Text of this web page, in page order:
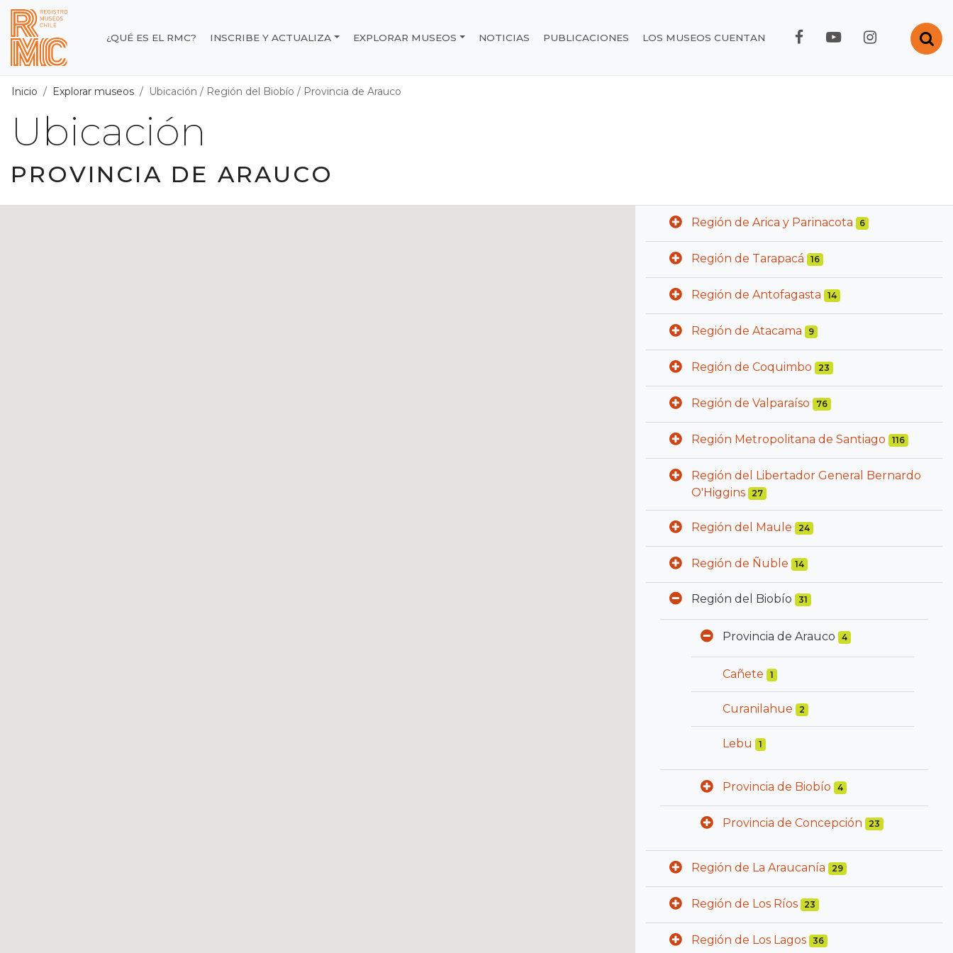
Contenido principal
Registro de Museos de Chile
¿QUÉ ES EL RMC? INSCRIBE Y ACTUALIZA EXPLORAR MUSEOS NOTICIAS PUBLICACIONES LOS MUSEOS CUENTAN FACEBOOK RMC
YOUTUBE RMC
Inicio Explorar museos Ubicación / Región del Biobío / Provincia de Arauco
Ubicación
PROVINCIA DE ARAUCO
Región de Arica y Parinacota 6
Región de Tarapacá 16
Región de Antofagasta 14
Región de Atacama 9
Región de Coquimbo 23
Región de Valparaíso 76
Región Metropolitana de Santiago 116
Región del Libertador General Bernardo
O'Higgins
27
Región del Maule 24
Región de Ñuble 14
Región del Biobío 31
Provincia de Arauco 4
Cañete 1
Curanilahue 2
Lebu 1
Provincia de Biobío 4
Provincia de Concepción 23
Región de La Araucanía 29
Región de Los Ríos 23
Región de Los Lagos 36